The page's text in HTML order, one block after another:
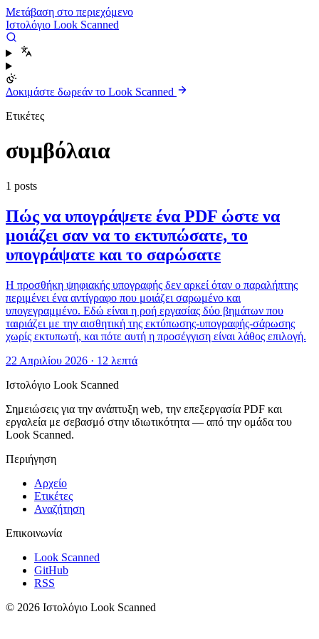
Μετάβαση στο περιεχόμενο
Ιστολόγιο Look Scanned
Δοκιμάστε δωρεάν το Look Scanned
Ετικέτες
συμβόλαια
1 posts
Πώς να υπογράψετε ένα PDF ώστε να
μοιάζει σαν να το εκτυπώσατε, το
υπογράψατε και το σαρώσατε
Η προσθήκη ψηφιακής υπογραφής δεν αρκεί όταν ο παραλήπτης
περιμένει ένα αντίγραφο που μοιάζει σαρωμένο και
υπογεγραμμένο. Εδώ είναι η ροή εργασίας δύο βημάτων που
ταιριάζει με την αισθητική της εκτύπωσης-υπογραφής-σάρωσης
χωρίς εκτυπωτή, και πότε αυτή η προσέγγιση είναι λάθος επιλογή.
22 Απριλίου 2026 · 12 λεπτά
Ιστολόγιο Look Scanned
Σημειώσεις για την ανάπτυξη web, την επεξεργασία PDF και
εργαλεία με σεβασμό στην ιδιωτικότητα — από την ομάδα του
Look Scanned.
Περιήγηση
Αρχείο
Ετικέτες
Αναζήτηση
Επικοινωνία
Look Scanned
GitHub
RSS
© 2026 Ιστολόγιο Look Scanned